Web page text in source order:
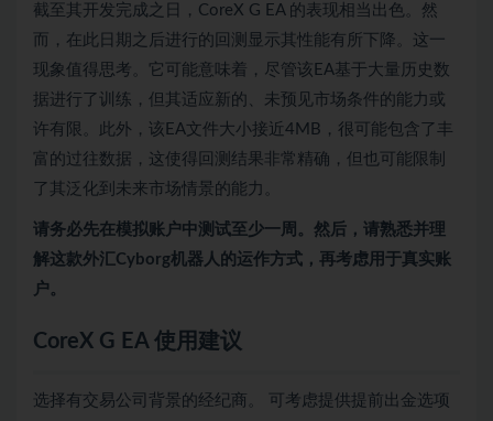
截至其开发完成之日，CoreX G EA 的表现相当出色。然
而，在此日期之后进行的回测显示其性能有所下降。这一
现象值得思考。它可能意味着，尽管该EA基于大量历史数
据进行了训练，但其适应新的、未预见市场条件的能力或
许有限。此外，该EA文件大小接近4MB，很可能包含了丰
富的过往数据，这使得回测结果非常精确，但也可能限制
了其泛化到未来市场情景的能力。
请务必先在模拟账户中测试至少一周。然后，请熟悉并理
解这款外汇Cyborg机器人的运作方式，再考虑用于真实账
户。
CoreX G EA 使用建议
选择有交易公司背景的经纪商。 可考虑提供提前出金选项